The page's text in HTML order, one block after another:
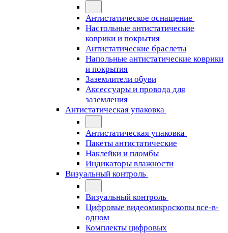
Антистатическое оснащение
Настольные антистатические
коврики и покрытия
Антистатические браслеты
Напольные антистатические коврики
и покрытия
Заземлители обуви
Аксессуары и провода для
заземления
Антистатическая упаковка
Антистатическая упаковка
Пакеты антистатические
Наклейки и пломбы
Индикаторы влажности
Визуальный контроль
Визуальный контроль
Цифровые видеомикроскопы все-в-
одном
Комплекты цифровых